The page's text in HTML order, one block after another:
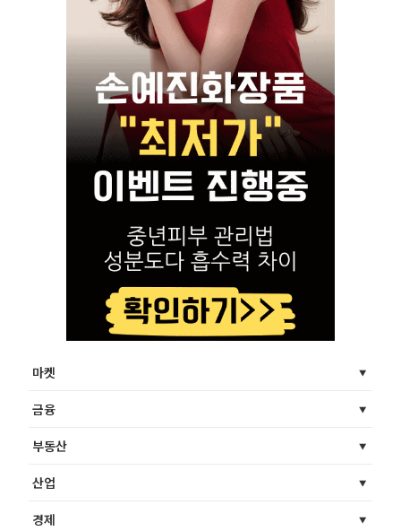
마켓
금융
부동산
산업
경제